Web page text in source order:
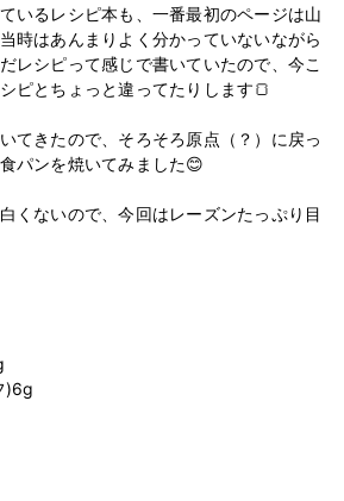
いるレシピ本も、一番最初のページは山
時はあんまりよく分かっていないながら
レシピって感じで書いていたので、今こ
ピとちょっと違ってたりします🍞
てきたので、そろそろ原点（？）に戻っ
パンを焼いてみました😊
くないので、今回はレーズンたっぷり目
)6g